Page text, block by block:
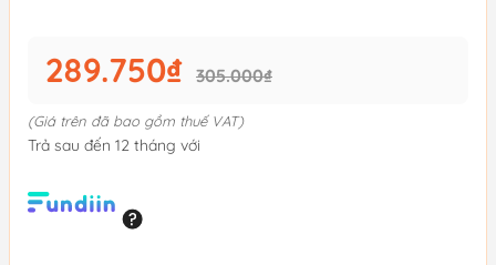
289.750₫ 305.000₫
(Giá trên đã bao gồm thuế VAT)
Trả sau đến 12 tháng với